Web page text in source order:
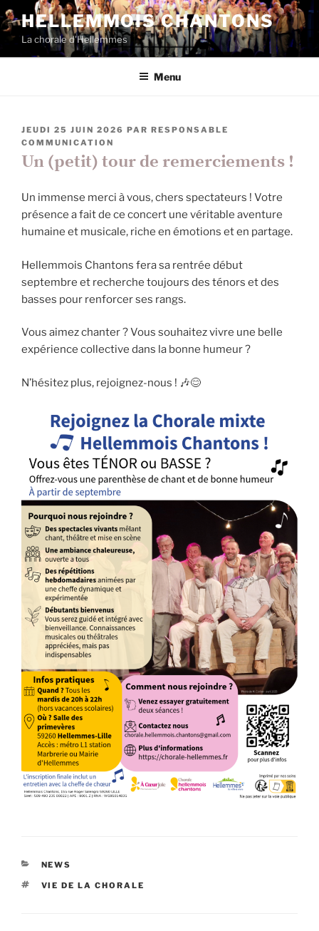
Aller
au
contenu
principal
HELLEMMOIS CHANTONS
La chorale d'Hellemmes
Menu
PUBLIÉ
LE
JEUDI 25 JUIN 2026 PAR RESPONSABLE
COMMUNICATION
Un (petit) tour de remerciements !
Un immense merci à vous, chers spectateurs ! Votre
présence a fait de ce concert une véritable aventure
humaine et musicale, riche en émotions et en partage.
Hellemmois Chantons fera sa rentrée début
septembre et recherche toujours des ténors et des
basses pour renforcer ses rangs.
Vous aimez chanter ? Vous souhaitez vivre une belle
expérience collective dans la bonne humeur ?
N’hésitez plus, rejoignez-nous ! 🎶😊
CATÉGORIES
NEWS
ÉTIQUETTES
VIE DE LA CHORALE